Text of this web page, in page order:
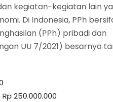
kegiatan-kegiatan lain
Di Indonesia, PPh
(PPh) pribadi dan
UU 7/2021) besarnya
250.000.000